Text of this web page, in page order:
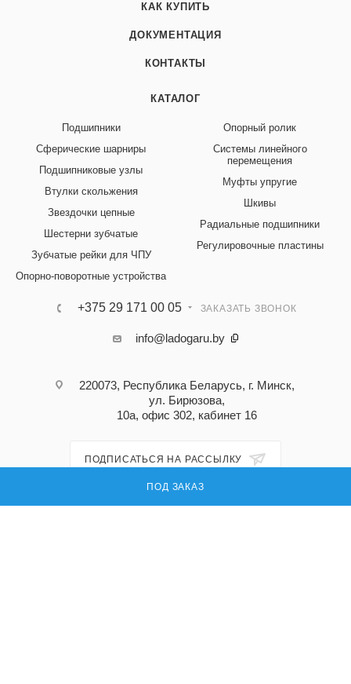
ПОД ЗАКАЗ
КАК КУПИТЬ
ДОКУМЕНТАЦИЯ
КОНТАКТЫ
КАТАЛОГ
Подшипники
Сферические шарниры
Подшипниковые узлы
Втулки скольжения
Звездочки цепные
Шестерни зубчатые
Зубчатые рейки для ЧПУ
Опорно-поворотные устройства
Опорный ролик
Системы линейного
перемещения
Муфты упругие
Шкивы
Радиальные подшипники
Регулировочные пластины
+375 29 171 00 05 ЗАКАЗАТЬ ЗВОНОК
info@ladogaru.by
220073, Республика Беларусь, г. Минск,
ул. Бирюзова,
10а, офис 302, кабинет 16
ПОДПИСАТЬСЯ НА РАССЫЛКУ